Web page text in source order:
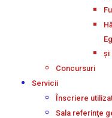
și
Concursuri
Servicii
Înscriere
Sala referinţe